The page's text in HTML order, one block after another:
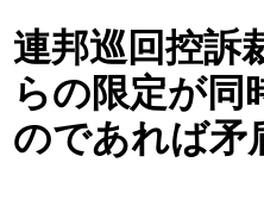
連邦巡回控訴
らの限定が同
のであれば矛